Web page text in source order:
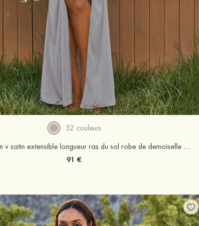
52 couleurs
Fourreau col en v satin extensible longueur ras du sol robe de demoiselle d'honneur avec plissé fendue
91 €